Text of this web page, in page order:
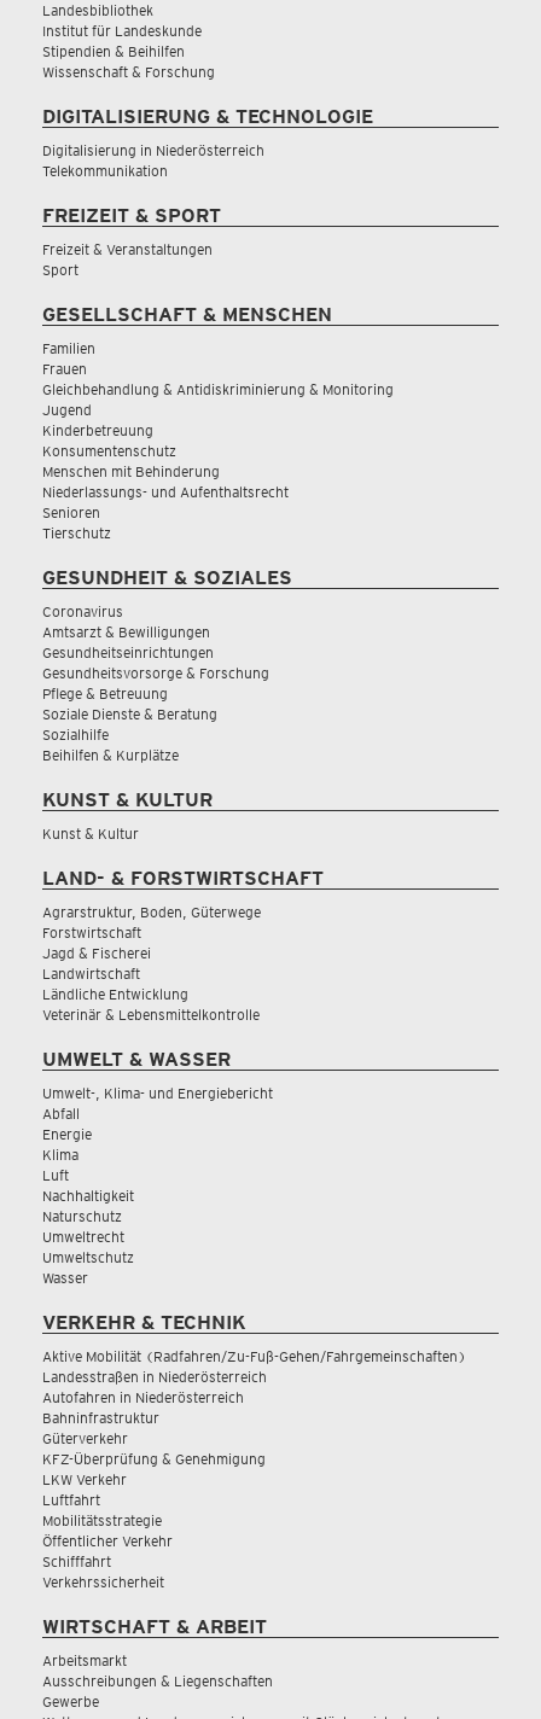
Landesbibliothek
Institut für Landeskunde
Stipendien & Beihilfen
Wissenschaft & Forschung
DIGITALISIERUNG & TECHNOLOGIE
Digitalisierung in Niederösterreich
Telekommunikation
FREIZEIT & SPORT
Freizeit & Veranstaltungen
Sport
GESELLSCHAFT & MENSCHEN
Familien
Frauen
Gleichbehandlung & Antidiskriminierung & Monitoring
Jugend
Kinderbetreuung
Konsumentenschutz
Menschen mit Behinderung
Niederlassungs- und Aufenthaltsrecht
Senioren
Tierschutz
GESUNDHEIT & SOZIALES
Coronavirus
Amtsarzt & Bewilligungen
Gesundheitseinrichtungen
Gesundheitsvorsorge & Forschung
Pflege & Betreuung
Soziale Dienste & Beratung
Sozialhilfe
Beihilfen & Kurplätze
KUNST & KULTUR
Kunst & Kultur
LAND- & FORSTWIRTSCHAFT
Agrarstruktur, Boden, Güterwege
Forstwirtschaft
Jagd & Fischerei
Landwirtschaft
Ländliche Entwicklung
Veterinär & Lebensmittelkontrolle
UMWELT & WASSER
Umwelt-, Klima- und Energiebericht
Abfall
Energie
Klima
Luft
Nachhaltigkeit
Naturschutz
Umweltrecht
Umweltschutz
Wasser
VERKEHR & TECHNIK
Aktive Mobilität (Radfahren/Zu-Fuß-Gehen/Fahrgemeinschaften)
Landesstraßen in Niederösterreich
Autofahren in Niederösterreich
Bahninfrastruktur
Güterverkehr
KFZ-Überprüfung & Genehmigung
LKW Verkehr
Luftfahrt
Mobilitätsstrategie
Öffentlicher Verkehr
Schifffahrt
Verkehrssicherheit
WIRTSCHAFT & ARBEIT
Arbeitsmarkt
Ausschreibungen & Liegenschaften
Gewerbe